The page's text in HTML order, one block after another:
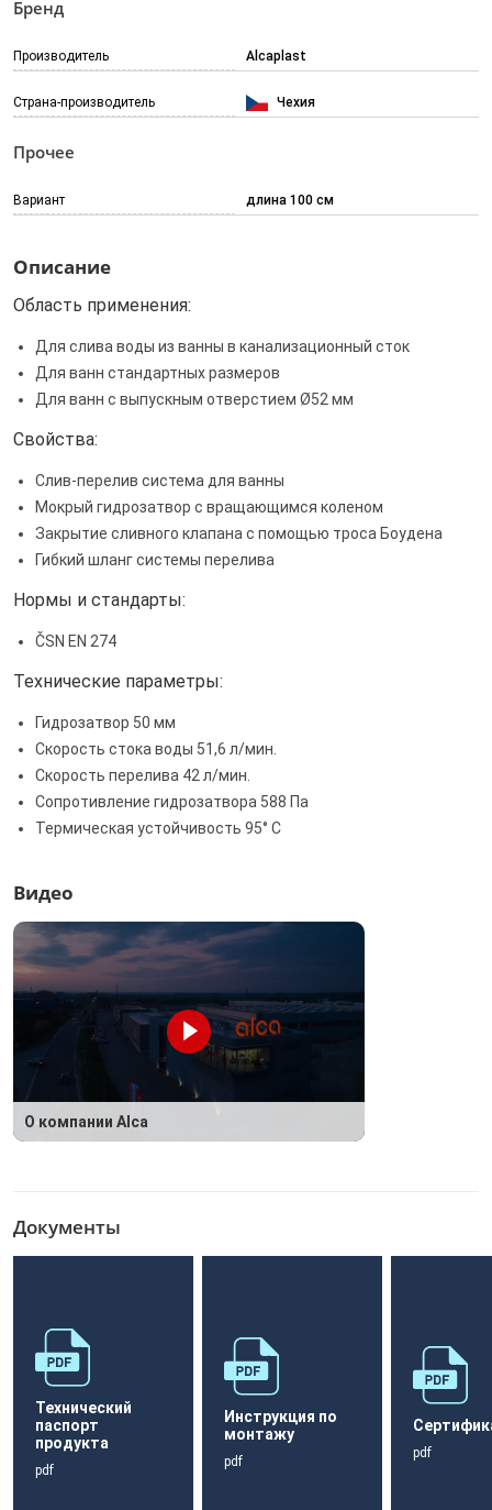
Бренд
Производитель Alcaplast
Страна-производитель Чехия
Прочее
Вариант длина 100 см
Описание
Область применения:
Для слива воды из ванны в канализационный сток
Для ванн стандартных размеров
Для ванн с выпускным отверстием Ø52 мм
Свойства:
Слив-перелив система для ванны
Мокрый гидрозатвор с вращающимся коленом
Закрытие сливного клапана с помощью троса Боудена
Гибкий шланг системы перелива
Нормы и стандарты:
ČSN EN 274
Технические параметры:
Гидрозатвор 50 мм
Скорость стока воды 51,6 л/мин.
Скорость перелива 42 л/мин.
Сопротивление гидрозатвора 588 Па
Термическая устойчивость 95° С
Видео
О компании Alca
Документы
Технический
паспорт
продукта
pdf
Инструкция по
монтажу
pdf
pdf